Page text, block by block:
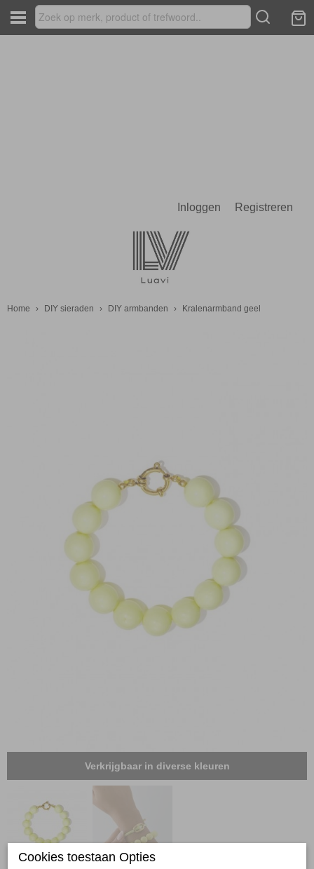
Inloggen Registreren
Home › DIY sieraden › DIY armbanden › Kralenarmband geel
Verkrijgbaar in diverse kleuren
Cookies toestaan Opties